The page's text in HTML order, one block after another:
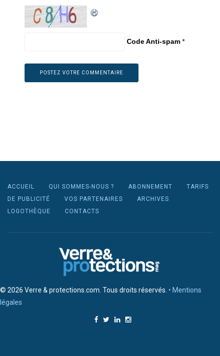
Code Anti-spam *
ACCUEIL QUI SOMMES-NOUS ? ABONNEMENT
TARIFS
DE PUBLICITÉ
VOS PARTENAIRES
ARCHIVES
LOGOTHÈQUE
CONTACTS
© 2026 Verre & protections.com. Tous droits réservés. • Mentions
légales